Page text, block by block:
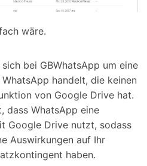
wäre.
bei GBWhatsApp um eine
handelt, die keinen
von Google Drive hat.
dass WhatsApp eine
Google Drive nutzt, sodass
Auswirkungen auf Ihr
haben.